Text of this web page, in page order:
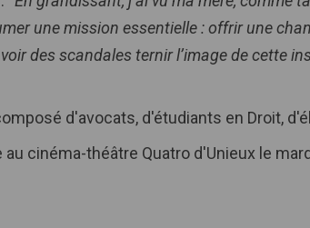
une mission essentielle : offrir une
des scandales ternir l’image de cette
d'avocats, d'étudiants en Droit,
au cinéma-théâtre Quatro d'Unieux le